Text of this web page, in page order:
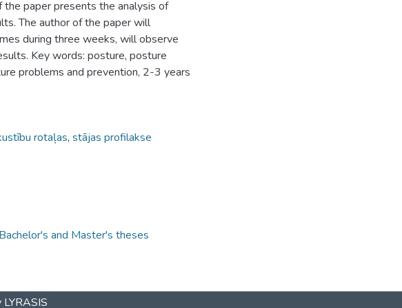
paper presents the analysis of
The author of the paper will
during three weeks, will observe
Key words: posture, posture
problems and prevention, 2-3 years
rotaļas, stājas profilakse
and Master's theses